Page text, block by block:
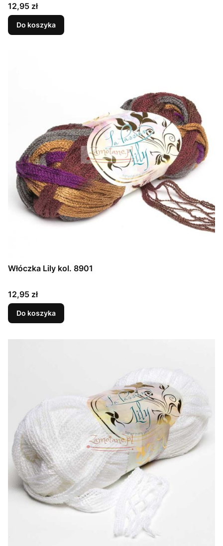
Cena
12,95 zł
Do koszyka
Włóczka Lily kol. 8901
Cena
12,95 zł
Do koszyka